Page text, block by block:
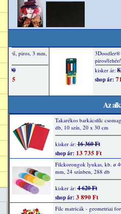
Az
Takarékos barkácsfilc
db, 10 szín, 20 x 30 cm
kisker ár:16 360 Ft
shop ár: 13 735 Ft
Filckorongok lyukas, kb. ø
mm, 24 színben, 288 db
kisker ár:4 620 Ft
shop ár: 3 890 Ft
Filc matricák - geometriai